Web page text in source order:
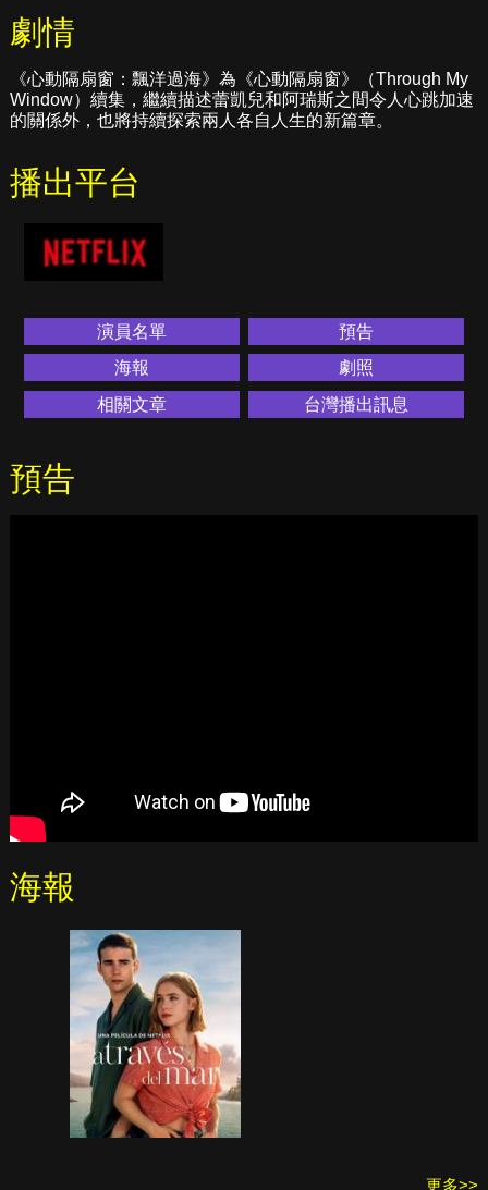
劇情
《心動隔扇窗：飄洋過海》為《心動隔扇窗》（Through My
Window）續集，繼續描述蕾凱兒和阿瑞斯之間令人心跳加速
的關係外，也將持續探索兩人各自人生的新篇章。
播出平台
演員名單
預告
海報
劇照
相關文章
台灣播出訊息
預告
海報
更多>>